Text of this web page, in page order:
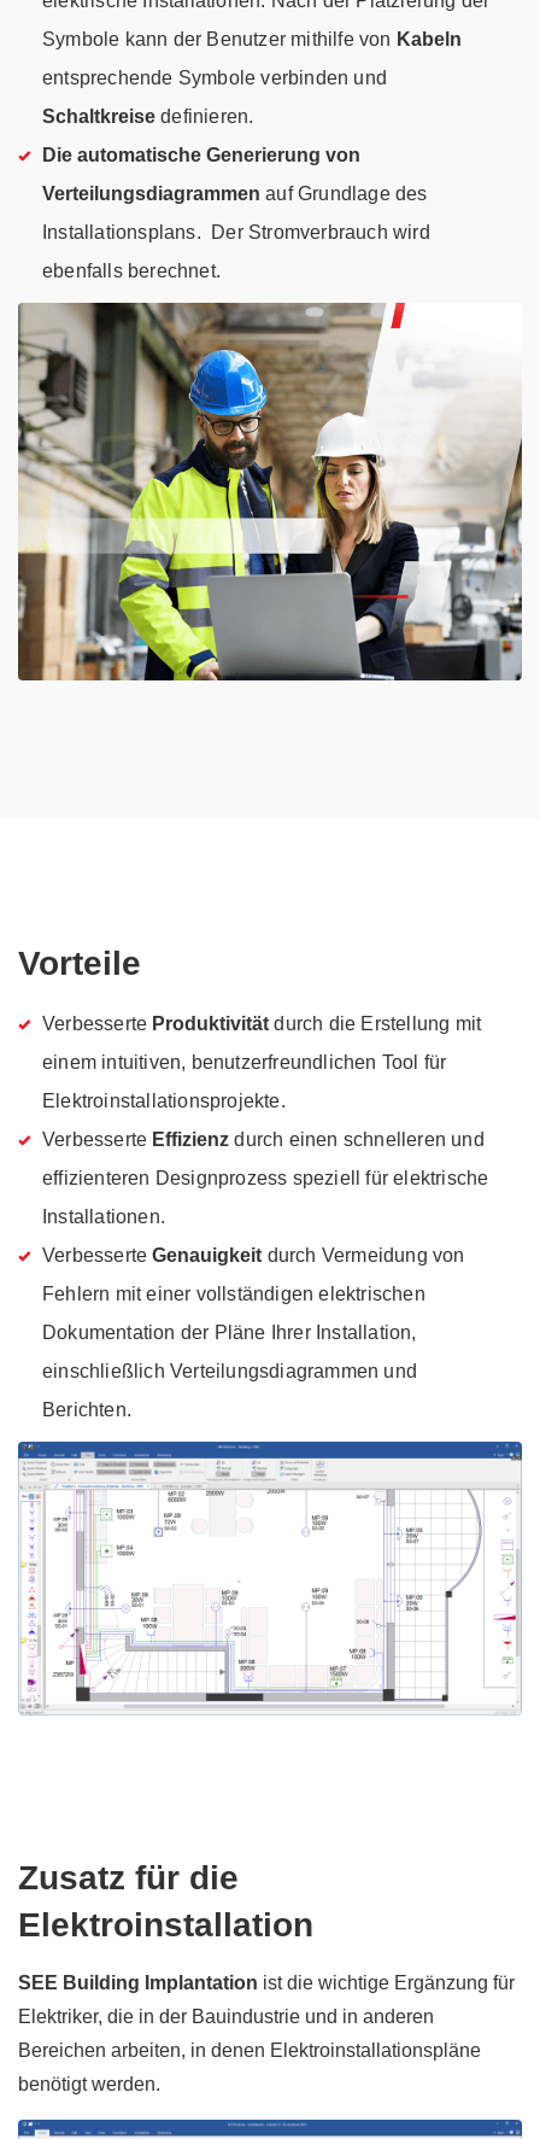
Symbole kann der Benutzer mithilfe von Kabeln
entsprechende Symbole verbinden und
Schaltkreise definieren.
Die automatische Generierung von
Verteilungsdiagrammen auf Grundlage des
Installationsplans. Der Stromverbrauch wird
ebenfalls berechnet.
Vorteile
Verbesserte Produktivität durch die Erstellung mit
einem intuitiven, benutzerfreundlichen Tool für
Elektroinstallationsprojekte.
Verbesserte Effizienz durch einen schnelleren und
effizienteren Designprozess speziell für elektrische
Installationen.
VerbesserteGenauigkeit durch Vermeidung von
Fehlern mit einer vollständigen elektrischen
Dokumentation der Pläne Ihrer Installation,
einschließlich Verteilungsdiagrammen und
Berichten.
Zusatz für die
Elektroinstallation
SEE Building Implantation ist die wichtige Ergänzung für
Elektriker, die in der Bauindustrie und in anderen
Bereichen arbeiten, in denen Elektroinstallationspläne
benötigt werden.